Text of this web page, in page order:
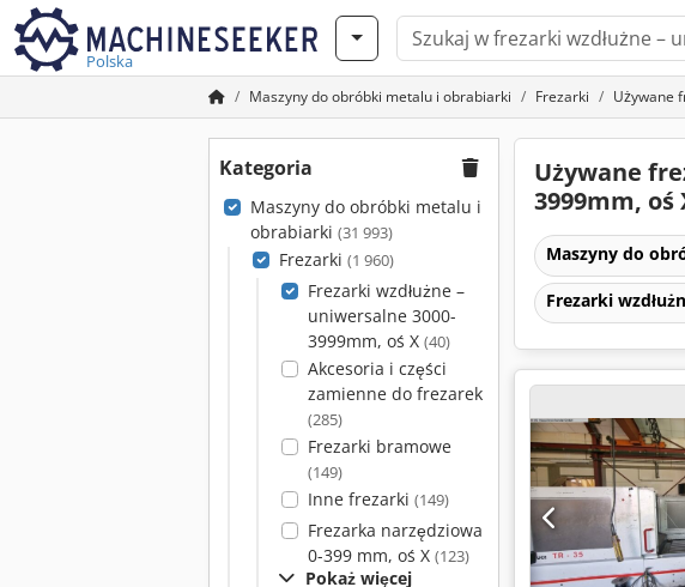
Polska
Maszyny do obróbki metalu i obrabiarki Frezarki Używane
Kategoria
Maszyny do obróbki metalu i
obrabiarki (31 993)
Frezarki (1 960)
Frezarki wzdłużne –
uniwersalne 3000-
3999mm, oś X (40)
Akcesoria i części
zamienne do frezarek
(285)
Frezarki bramowe
(149)
Inne frezarki (149)
Frezarka narzędziowa
0-399 mm, oś X (123)
Pokaż więcej
Używane
3999mm, oś
Maszyny do
Frezarki